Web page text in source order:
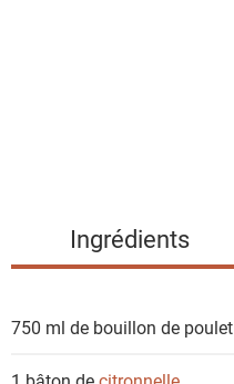
i
Ingrédients
750 ml de bouillon de poulet